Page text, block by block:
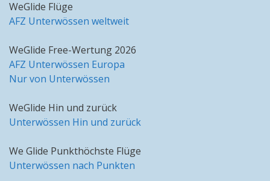
WeGlide Flüge
AFZ Unterwössen weltweit
WeGlide Free-Wertung 2026
AFZ Unterwössen Europa
Nur von Unterwössen
WeGlide Hin und zurück
Unterwössen Hin und zurück
We Glide Punkthöchste Flüge
Unterwössen nach Punkten